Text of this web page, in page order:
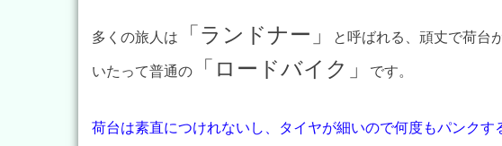
多くの旅人は 「ランドナー」
と呼ばれる、頑丈で荷台
いたって普通の
「ロードバイク」 です。
荷台は素直につけれないし、タイヤが細いので何度もパンクす